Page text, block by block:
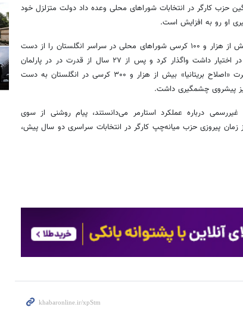
حزب کارگر در انتخابات شوراهای محلی وعده داد دولت متزلزل خود
او رو به افزایش است.
با اعلام نتایج نهایی در روز شنبه، حزب کارگر بیش از هزار و ۱۰۰ کرسی شوراهای محلی در سراسر انگلستان را از دست
داد، کنترل چندین شورای محلی را که دهه‌ها در اختیار داشت واگذار کرد و پس از ۲۷ سال از قدرت در در پارلمان
محلی ولز کنار رفت. در مقابل، حزب ضد مهاجرت «اصلاح بریتانیا» بیش از هزار و ۳۰۰ کرسی در انگلستان به دست
نیز پیشروی چشمگیری داشت.
درباره عملکرد استارمر می‌دانستند، پیام روشنی از سوی
پیروزی حزب میانه‌چپ کارگر در انتخابات سراسری دو سال پیش،